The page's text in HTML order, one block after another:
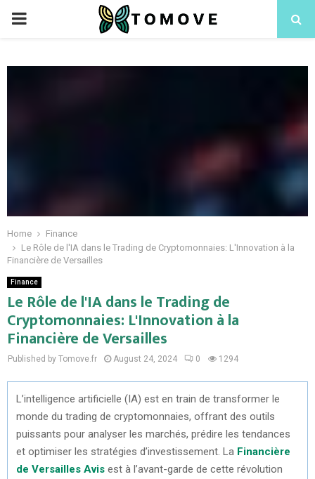
PRIMARY
Home
Finance
Le Rôle de l'IA dans le Trading de Cryptomonnaies: L'Innovation à la
Financière de Versailles
Finance
Le Rôle de l'IA dans le Trading de
Cryptomonnaies: L'Innovation à la
Financière de Versailles
Published by Tomove.fr August 24, 2024 0 1294
L’intelligence artificielle (IA) est en train de transformer le
monde du trading de cryptomonnaies, offrant des outils
puissants pour analyser les marchés, prédire les tendances
et optimiser les stratégies d’investissement. La Financière
de Versailles Avis est à l’avant-garde de cette révolution